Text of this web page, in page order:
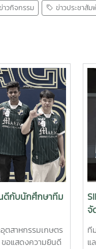
าวกิจกรรม ข่าวประชาสัม
ดีกับนักศึกษาทีม
ตสาหกรรมเกษตร
อแสดงความยินดี
จั
ที
แ